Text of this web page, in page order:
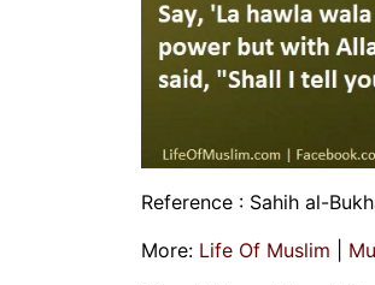
Reference : Sahih al-
More: Life Of Muslim